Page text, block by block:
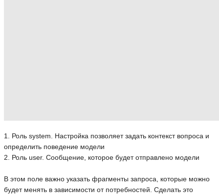
1. Роль system. Настройка позволяет задать контекст вопроса и
определить поведение модели
2. Роль user. Сообщение, которое будет отправлено модели
В этом поле важно указать фрагменты запроса, которые можно
будет менять в зависимости от потребностей. Сделать это